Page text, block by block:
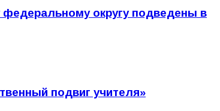
федеральному округу подведены в
подвиг учителя»